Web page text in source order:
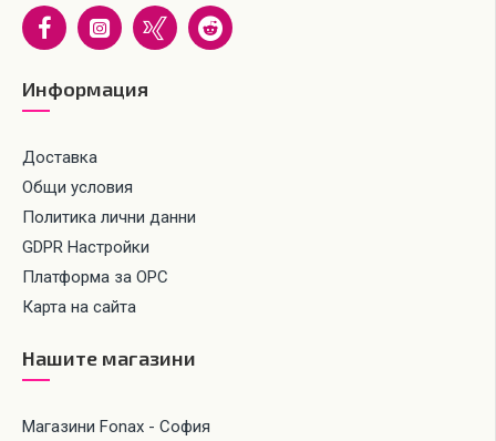
Информация
Доставка
Общи условия
Политика лични данни
GDPR Настройки
Платформа за ОРС
Карта на сайта
Нашите магазини
Магазини Fonax - София